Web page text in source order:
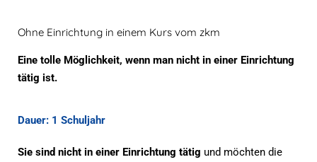
Ohne Einrichtung in einem Kurs vom zkm
Eine tolle Möglichkeit, wenn man nicht in einer Einrichtung
tätig ist.
Dauer: 1 Schuljahr
Sie sind nicht in einer Einrichtung tätig und möchten die